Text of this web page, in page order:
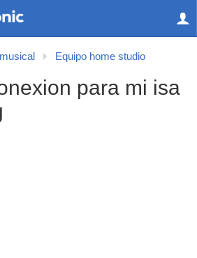
Equipo home studio
para mi isa